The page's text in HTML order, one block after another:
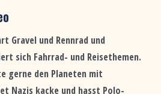
Gravel und Rennrad und
sich Fahrrad- und Reisethemen.
gerne den Planeten mit
Nazis kacke und hasst Polo-